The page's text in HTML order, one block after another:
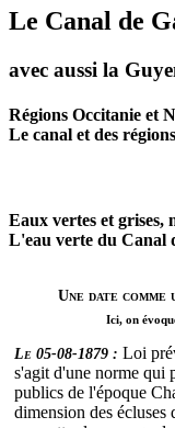
Le Canal de
avec aussi la
Régions Occitanie et
Le canal et des
Eaux vertes et grises,
L'eau verte du Canal
Une date
Ici, on
Le 05-08-1879 : Loi
s'agit d'une norme qui
publics de l'époque
dimension des écluses